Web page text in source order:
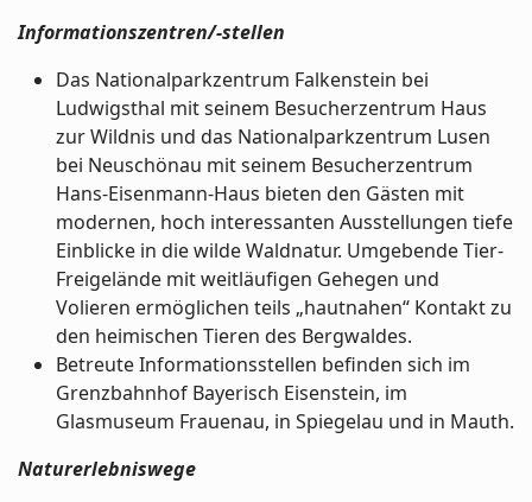
Informationszentren/-stellen
Das Nationalparkzentrum Falkenstein bei
Ludwigsthal mit seinem Besucherzentrum Haus
zur Wildnis und das Nationalparkzentrum Lusen
bei Neuschönau mit seinem Besucherzentrum
Hans-Eisenmann-Haus bieten den Gästen mit
modernen, hoch interessanten Ausstellungen tiefe
Einblicke in die wilde Waldnatur. Umgebende Tier-
Freigelände mit weitläufigen Gehegen und
Volieren ermöglichen teils „hautnahen“ Kontakt zu
den heimischen Tieren des Bergwaldes.
Betreute Informationsstellen befinden sich im
Grenzbahnhof Bayerisch Eisenstein, im
Glasmuseum Frauenau, in Spiegelau und in Mauth.
Naturerlebniswege